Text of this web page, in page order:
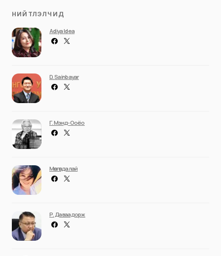
НИЙТЛЭЛЧИД
Adiya Idea
D. Sainbayar
Г. Мэнд-Ооёо
Мөнгөндалай
Р. Даваадорж